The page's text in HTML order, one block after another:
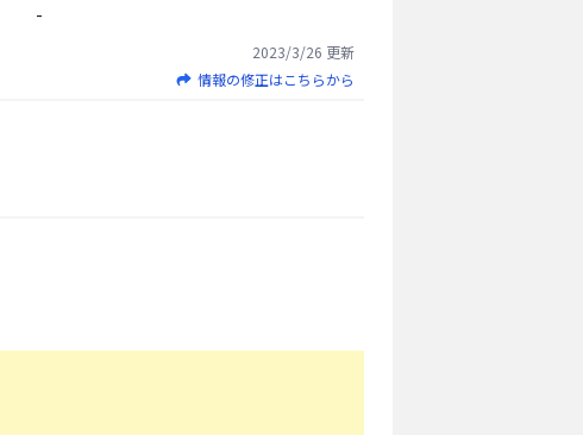
-
2023/3/26 更新
情報の修正はこちらから